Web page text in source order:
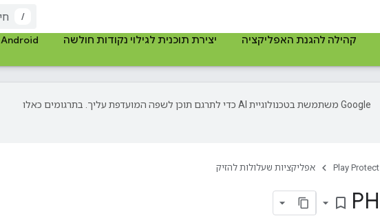
/
קהילה להגנת האפליקציה יצירת תוכנית לגילוי נקודות חולשה Android מוכן SE
‫Google משתמשת בטכנולוגיית AI כדי לתרגם תוכן לשפה המועדפת עליך. בתרגומים כאלו
Play Protect אפליקציות שעלולות להזיק
bookmark_border